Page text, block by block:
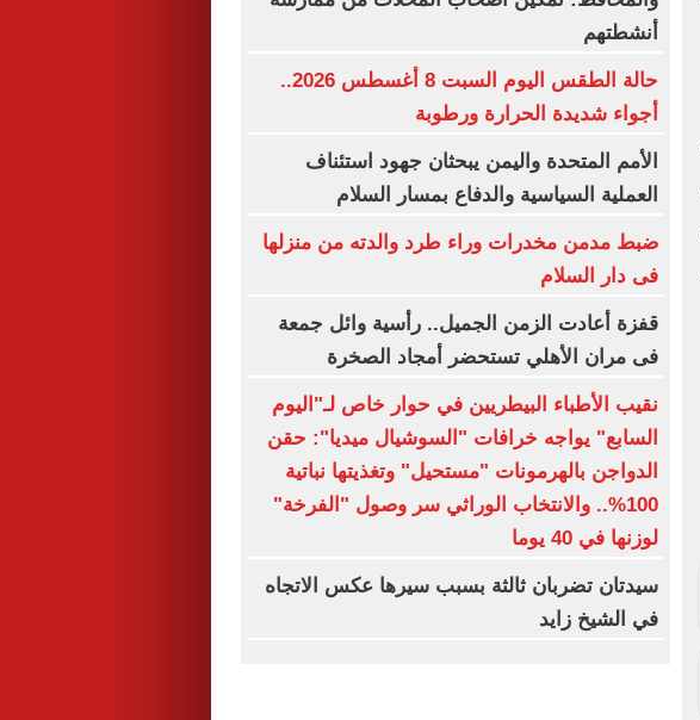
أنشطتهم
حالة الطقس اليوم السبت 8 أغسطس 2026..
أجواء شديدة الحرارة ورطوبة
الأمم المتحدة واليمن يبحثان جهود استئناف
العملية السياسية والدفاع بمسار السلام
ضبط مدمن مخدرات وراء طرد والدته من منزلها
فى دار السلام
قفزة أعادت الزمن الجميل.. رأسية وائل جمعة
فى مران الأهلي تستحضر أمجاد الصخرة
نقيب الأطباء البيطريين في حوار خاص لـ"اليوم
السابع" يواجه خرافات "السوشيال ميديا": حقن
الدواجن بالهرمونات "مستحيل" وتغذيتها نباتية
100%.. والانتخاب الوراثي سر وصول "الفرخة"
لوزنها في 40 يوما
سيدتان تضربان ثالثة بسبب سيرها عكس الاتجاه
في الشيخ زايد